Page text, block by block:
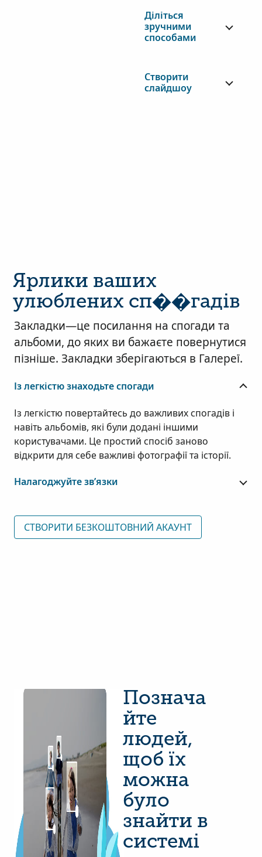
Діліться
зручними
способами
Створити
слайдшоу
Ярлики ваших
улюблених сп��гадів
Закладки—це посилання на спогади та
альбоми, до яких ви бажаєте повернутися
пізніше. Закладки зберігаються в Галереї.
Із легкістю знаходьте спогади
Із легкістю повертайтесь до важливих спогадів і
навіть альбомів, які були додані іншими
користувачами. Це простий спосіб заново
відкрити для себе важливі фотографії та історії.
Налагоджуйте зв’язки
СТВОРИТИ БЕЗКОШТОВНИЙ АКАУНТ
Познача
йте
людей,
щоб їх
можна
було
знайти в
системі